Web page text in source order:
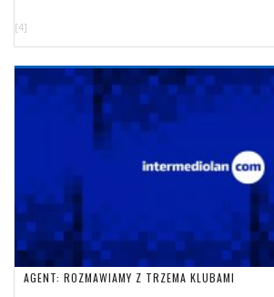
[4]
AGENT: ROZMAWIAMY Z TRZEMA KLUBAMI